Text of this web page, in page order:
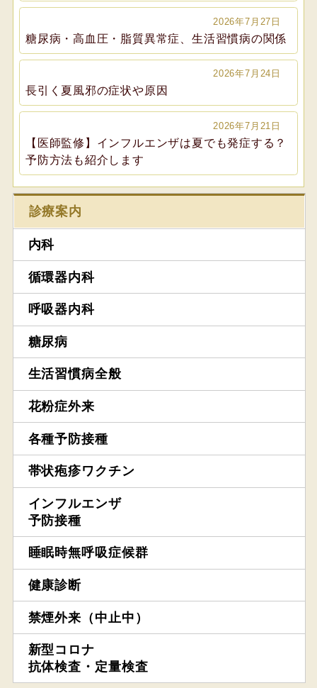
2026年7月27日
糖尿病・高血圧・脂質異常症、生活習慣病の関係
2026年7月24日
長引く夏風邪の症状や原因
2026年7月21日
【医師監修】インフルエンザは夏でも発症する？
予防方法も紹介します
診療案内
内科
循環器内科
呼吸器内科
糖尿病
生活習慣病全般
花粉症外来
各種予防接種
帯状疱疹ワクチン
インフルエンザ
予防接種
睡眠時無呼吸症候群
健康診断
禁煙外来（中止中）
新型コロナ
抗体検査・定量検査